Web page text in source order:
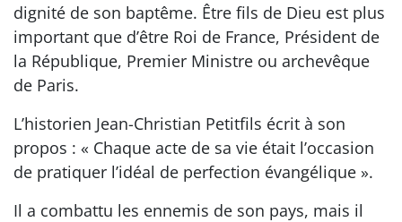
dignité de son baptême. Être fils de Dieu est plus
important que d’être Roi de France, Président de
la République, Premier Ministre ou archevêque
de Paris.
L’historien Jean-Christian Petitfils écrit à son
propos : « Chaque acte de sa vie était l’occasion
de pratiquer l’idéal de perfection évangélique ».
Il a combattu les ennemis de son pays, mais il